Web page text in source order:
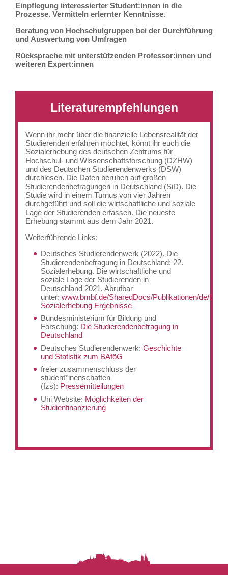
Einpflegung interessierter Student:innen in die
Prozesse. Vermitteln erlernter Kenntnisse.
Beratung von Hochschulgruppen bei der Durchführung
und Auswertung von Umfragen
Rücksprache mit unterstützenden Professor:innen und
weiteren Expert:innen
Literaturempfehlungen
Wenn ihr mehr über die finanzielle Lebensrealität der
Studierenden erfahren möchtet, könnt ihr euch die
Sozialerhebung des deutschen Zentrums für
Hochschul- und Wissenschaftsforschung (DZHW)
und des Deutschen Studierendenwerks (DSW)
durchlesen. Die Daten beruhen auf großen
Studierendenbefragungen in Deutschland (SiD). Die
Studie wird in einem Turnus von vier Jahren
durchgeführt und soll die wirtschaftliche und soziale
Lage der Studierenden erfassen. Die neueste
Erhebung stammt aus dem Jahr 2021.
Weiterführende Links:
Deutsches Studierendenwerk (2022). Die
Studierendenbefragung in Deutschland: 22.
Sozialerhebung. Die wirtschaftliche und
soziale Lage der Studierenden in
Deutschland 2021. Abrufbar
unter: www.bmbf.de/SharedDocs/Publikationen/de/
Sozialerhebung Ergebnisse
Bundesministerium für Bildung und
Forschung: Die Studierendenbefragung in
Deutschland
Deutsches Studierendenwerk: Geschichte
und Statistik zum BAföG
freier zusammenschluss der
student*inenschaften
(fzs): Pressemitteilungen
Uni Website: Möglichkeiten der
Studienfinanzierung